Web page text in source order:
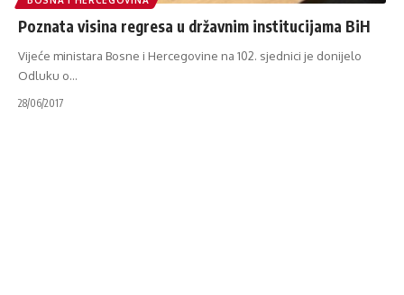
Poznata visina regresa u državnim institucijama BiH
Vijeće ministara Bosne i Hercegovine na 102. sjednici je donijelo
Odluku o…
28/06/2017